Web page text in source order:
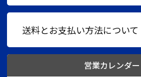
送料とお支払い方法について
営業カレンダー